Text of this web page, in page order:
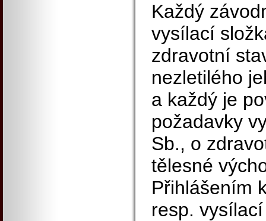
Každý
vysílací
zdravotní
nezletilého
a každý je
požadavky
Sb., o
tělesné
Přihlášením
resp.